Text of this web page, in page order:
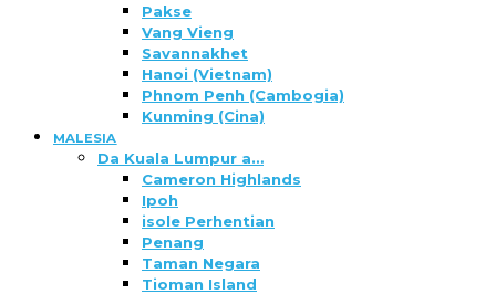
Pakse
Vang Vieng
Savannakhet
Hanoi (Vietnam)
Phnom Penh (Cambogia)
Kunming (Cina)
MALESIA
Da Kuala Lumpur a…
Cameron Highlands
Ipoh
isole Perhentian
Penang
Taman Negara
Tioman Island